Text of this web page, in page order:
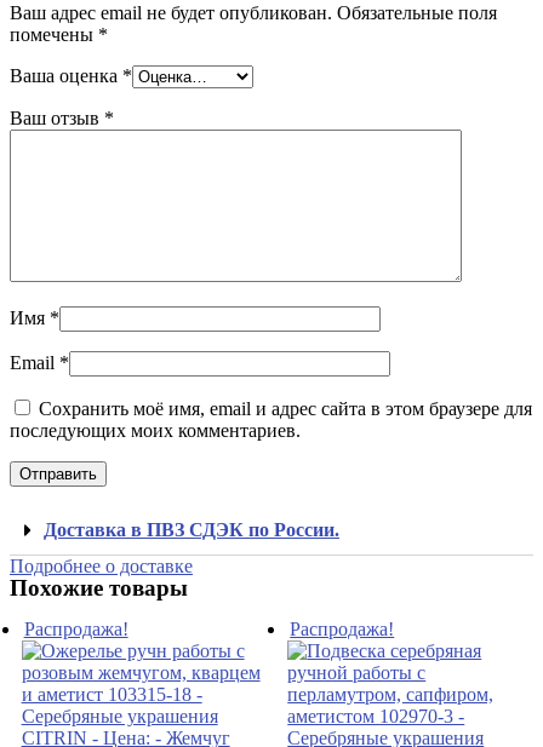
Ваш адрес email не будет опубликован. Обязательные поля
помечены *
Ваша оценка *
Ваш отзыв *
Имя *
Email *
Сохранить моё имя, email и адрес сайта в этом браузере для
последующих моих комментариев.
Доставка в ПВЗ СДЭК по России.
Подробнее о доставке
Похожие товары
Распродажа! Распродажа!